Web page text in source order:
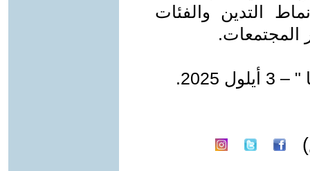
التدين والفئات
المجتمعات.